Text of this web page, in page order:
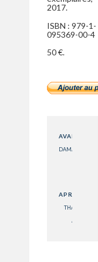
2017.
ISBN : 979-1-
095369-00-4
50 €.
AVANT
DAMA
APRÈS
THAT'S
ALL